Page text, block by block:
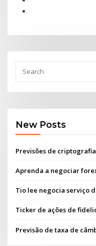
New Posts
Previsões de
Aprenda a negociar
Tio lee negocia serviço
Ticker de ações de
Previsão de taxa de